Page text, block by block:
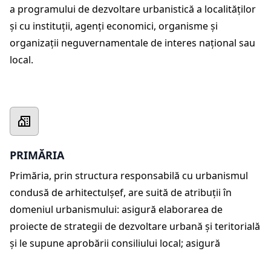
a programului de dezvoltare urbanistică a localităţilor
şi cu instituţii, agenţi economici, organisme şi
organizaţii neguvernamentale de interes naţional sau
local.
PRIMĂRIA
Primăria, prin structura responsabilă cu urbanismul
condusă de arhitectulşef, are suită de atribuții în
domeniul urbanismului: asigură elaborarea de
proiecte de strategii de dezvoltare urbană şi teritorială
şi le supune aprobării consiliului local; asigură